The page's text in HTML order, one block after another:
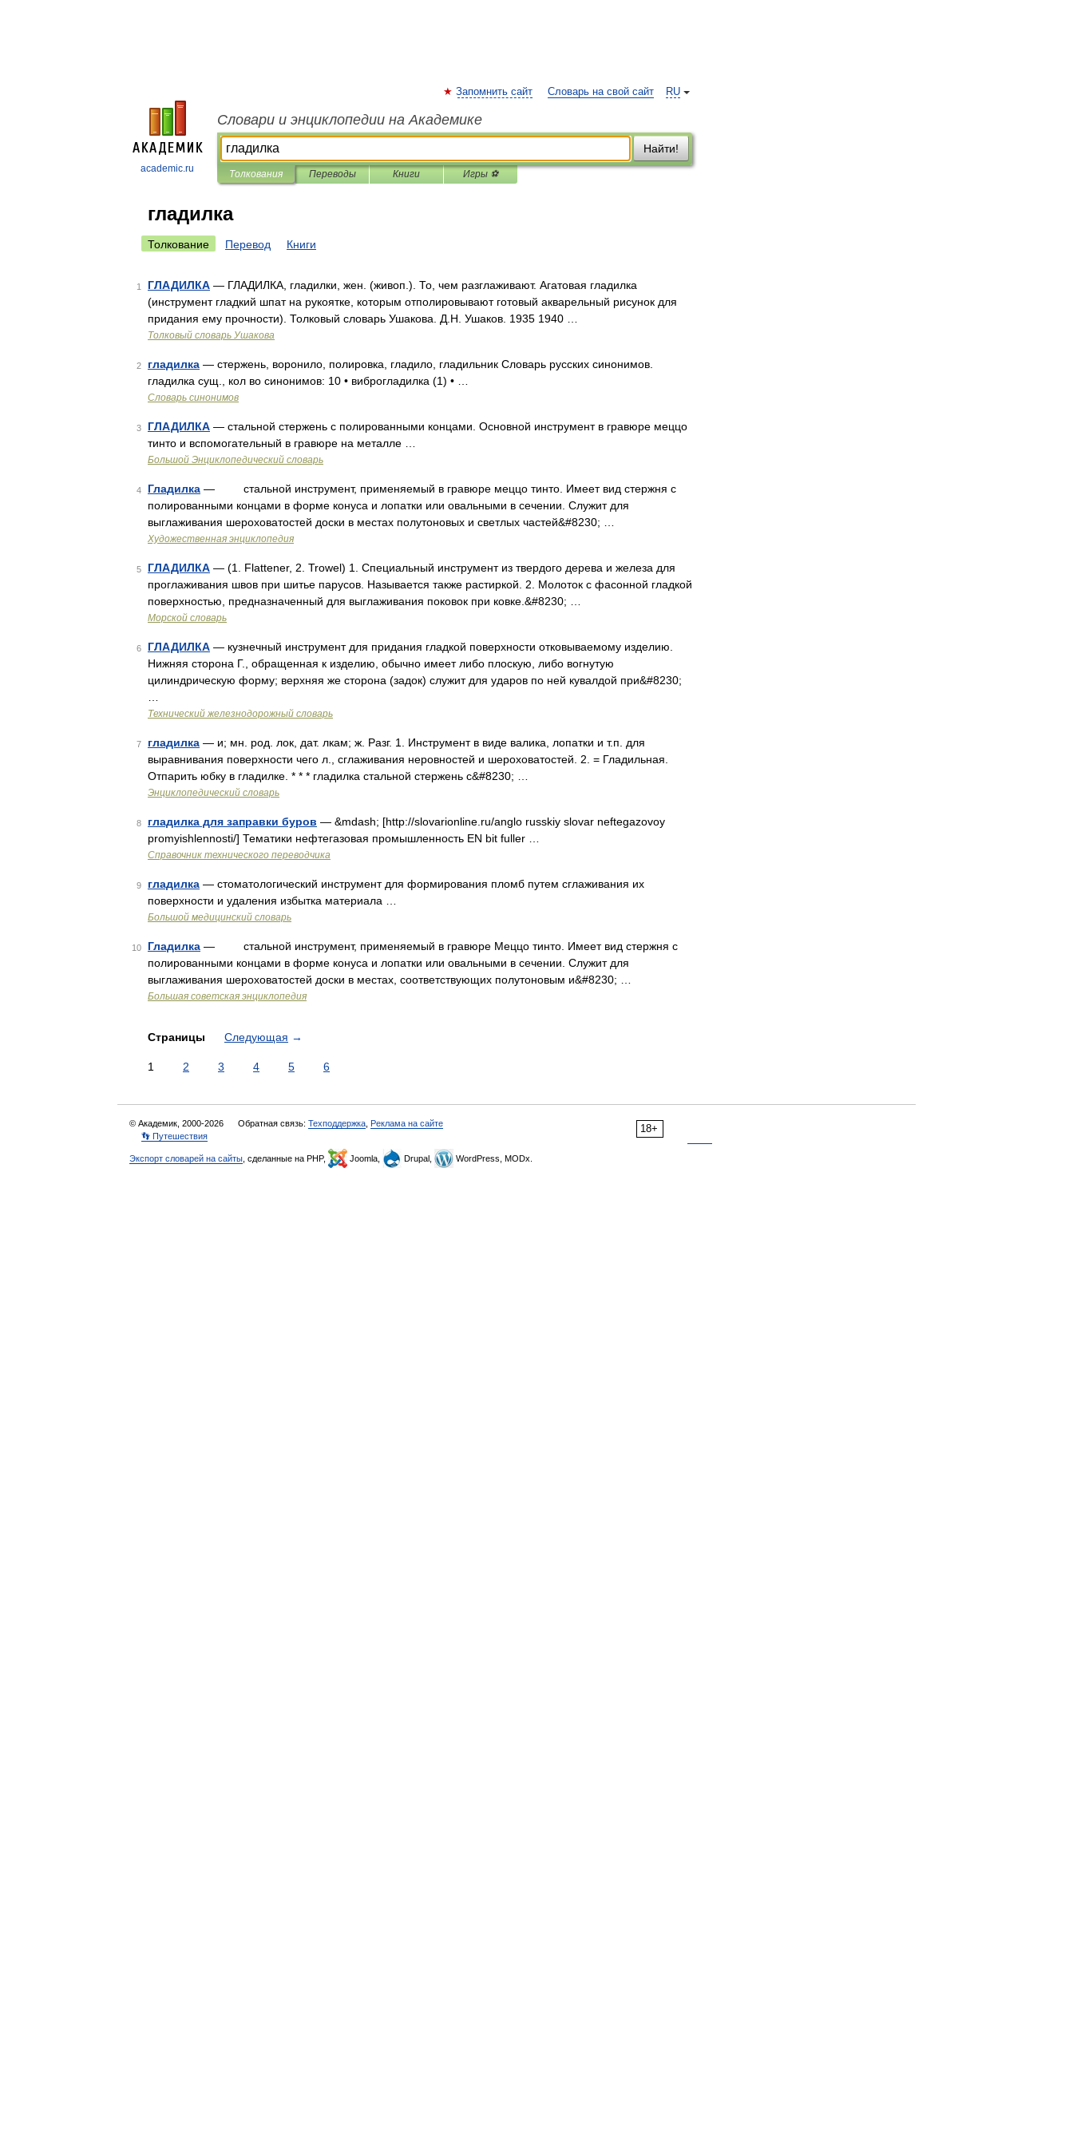
academic.ru
RU
Запомнить сайт Словарь на свой сайт
Словари и энциклопедии на Академике
Найти!
Толкования Переводы Книги Игры ⚽
гладилка
Толкование Перевод Книги
1 ГЛАДИЛКА — ГЛАДИЛКА, гладилки, жен. (живоп.). То, чем разглаживают. Агатовая гладилка
(инструмент гладкий шпат на рукоятке, которым отполировывают готовый акварельный рисунок для
придания ему прочности). Толковый словарь Ушакова. Д.Н. Ушаков. 1935 1940 …
Толковый словарь Ушакова
2 гладилка — стержень, воронило, полировка, гладило, гладильник Словарь русских синонимов.
гладилка сущ., кол во синонимов: 10 • виброгладилка (1) • …
Словарь синонимов
3 ГЛАДИЛКА — стальной стержень с полированными концами. Основной инструмент в гравюре меццо
тинто и вспомогательный в гравюре на металле …
Большой Энциклопедический словарь
4 Гладилка — стальной инструмент, применяемый в гравюре меццо тинто. Имеет вид стержня с
полированными концами в форме конуса и лопатки или овальными в сечении. Служит для
выглаживания шероховатостей доски в местах полутоновых и светлых частей&#8230; …
Художественная энциклопедия
5 ГЛАДИЛКА — (1. Flattener, 2. Trowel) 1. Специальный инструмент из твердого дерева и железа для
проглаживания швов при шитье парусов. Называется также растиркой. 2. Молоток с фасонной гладкой
поверхностью, предназначенный для выглаживания поковок при ковке.&#8230; …
Морской словарь
6 ГЛАДИЛКА — кузнечный инструмент для придания гладкой поверхности отковываемому изделию.
Нижняя сторона Г., обращенная к изделию, обычно имеет либо плоскую, либо вогнутую
цилиндрическую форму; верхняя же сторона (задок) служит для ударов по ней кувалдой при&#8230;
Технический железнодорожный словарь
7 гладилка — и; мн. род. лок, дат. лкам; ж. Разг. 1. Инструмент в виде валика, лопатки и т.п. для
выравнивания поверхности чего л., сглаживания неровностей и шероховатостей. 2. = Гладильная.
Отпарить юбку в гладилке. * * * гладилка стальной стержень с&#8230; …
Энциклопедический словарь
8 гладилка для заправки буров — &mdash; [http://slovarionline.ru/anglo russkiy slovar neftegazovoy
promyishlennosti/] Тематики нефтегазовая промышленность EN bit fuller …
Справочник технического переводчика
9 гладилка — стоматологический инструмент для формирования пломб путем сглаживания их
поверхности и удаления избытка материала …
Большой медицинский словарь
10 Гладилка — стальной инструмент, применяемый в гравюре Меццо тинто. Имеет вид стержня с
полированными концами в форме конуса и лопатки или овальными в сечении. Служит для
выглаживания шероховатостей доски в местах, соответствующих полутоновым и&#8230; …
Большая советская энциклопедия
Страницы Следующая →
1 2 3 4 5 6
18+
© Академик, 2000-2026 Обратная связь: Техподдержка Реклама на сайте
👣 Путешествия
Экспорт словарей на сайты , сделанные на PHP, Joomla, Drupal, WordPress, MODx.